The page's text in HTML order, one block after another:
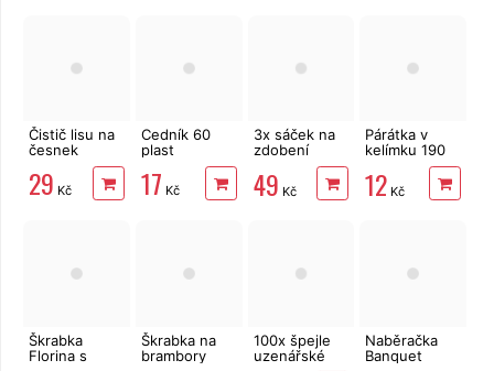
Čistič lisu na
česnek
29 Kč
Cedník 60
plast
17 Kč
3x sáček na
zdobení
49 Kč
Párátka v
kelímku 190
12 Kč
Škrabka
Florina s
Škrabka na
brambory
100x špejle
uzenářské
Naběračka
Banquet